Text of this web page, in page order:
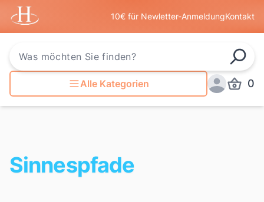
Startseite
10€ für Newletter-AnmeldungKontakt
Alle Kategorien
0
Sinnespfade